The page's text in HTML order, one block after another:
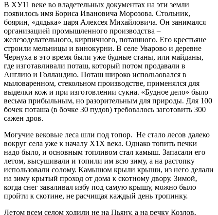
В ХУ11 веке во владетельных документах на эти земли
появилось имя Бориса Ивановича Морозова. Стольник,
боярин, «дядька» царя Алексея Михайловича. Он занимался
организацией промышленного производства –
железоделательного, кирпичного, поташного. Его крестьяне
строили мельницы и винокурни. В селе Уварово и деревне
Чернуха в это время были уже будные станы, или майданы,
где изготавливали поташ, который потом продавали в
Англию и Голландию. Поташ широко использовался в
мыловаренном, стекольном производстве, применялся для
выделки кож и при изготовлении сукна. «Будное дело» было
весьма прибыльным, но разорительным для природы. Для 100
бочек поташа (в бочке 30 пудов) требовалось заготовить 300
сажен дров.
Могучие вековые леса шли под топор. Не стало лесов далеко
вокруг села уже к началу Х1Х века. Однако топить печки
надо было, и основным топливом стал камыш. Запасали его
летом, высушивали и топили им всю зиму, а на растопку
использовали солому. Камышом крыли крыши, из него делали
на зиму крытый проход от дома к скотному двору. Зимой,
когда снег заваливал избу под самую крышу, можно было
пройти к скотине, не расчищая каждый день тропинку.
Летом всем селом ходили не на Пьяну, а на речку Козлов,